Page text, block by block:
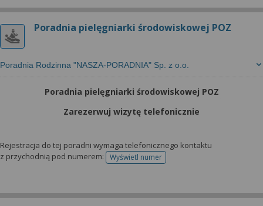
Poradnia pielęgniarki środowiskowej POZ
Poradnia Rodzinna "NASZA-PORADNIA" Sp. z o.o.
Poradnia pielęgniarki środowiskowej POZ
Zarezerwuj wizytę telefonicznie
Rejestracja do tej poradni wymaga telefonicznego kontaktu
z przychodnią pod numerem:
Wyświetl numertelefonu do rejestracji